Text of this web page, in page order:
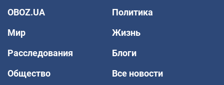
OBOZ.UA
Политика
Мир
Жизнь
Расследования
Блоги
Общество
Все новости